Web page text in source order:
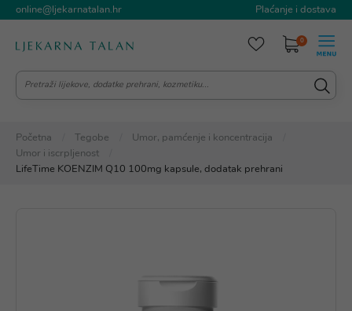
online@ljekarnatalan.hr Plaćanje i dostava
0
Početna Tegobe
Umor, pamćenje i koncentracija
Umor i iscrpljenost
LifeTime KOENZIM Q10 100mg kapsule, dodatak prehrani